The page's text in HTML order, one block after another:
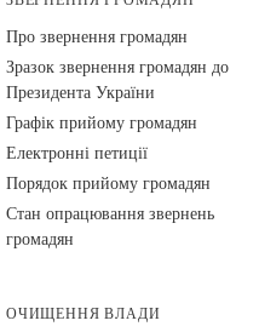
Про звернення громадян
Зразок звернення громадян до
Президента України
Графік прийому громадян
Електронні петиції
Порядок прийому громадян
Стан опрацювання звернень
громадян
ОЧИЩЕННЯ ВЛАДИ